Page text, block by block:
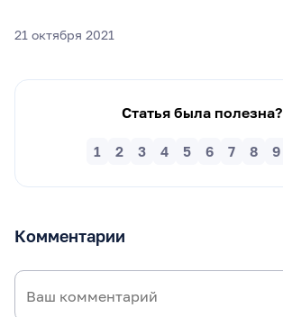
21 октября 2021
Статья была полезна?
9
8
7
6
5
4
3
2
1
Комментарии